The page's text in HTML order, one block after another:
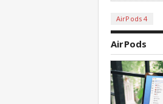
AirPods 4
AirPods